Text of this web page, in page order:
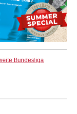
Bundesliga